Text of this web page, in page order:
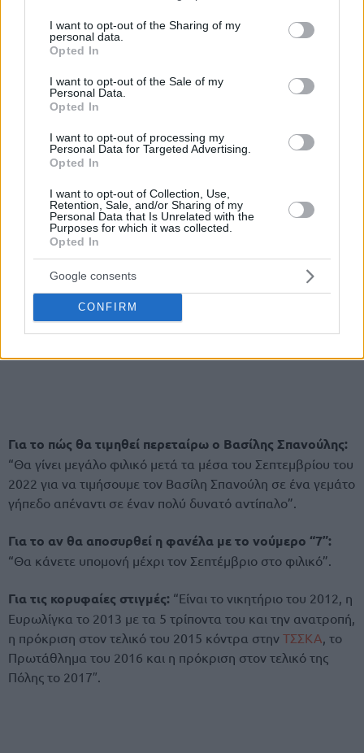
not limited to your visit or usage behaviour. You may click to
grant or deny consent to Google and its third-party tags to
use your data for below specified purposes in below Google
consent section.
I want to opt-out of the Sharing of my
personal data.
Opted In
I want to opt-out of the Sale of my
Personal Data.
Opted In
I want to opt-out of processing my
Personal Data for Targeted Advertising.
Opted In
I want to opt-out of Collection, Use,
Retention, Sale, and/or Sharing of my
Personal Data that Is Unrelated with the
Purposes for which it was collected.
Opted In
Google consents
CONFIRM
Για το πώς θα τιμηθεί περεταίρω ο Βασίλης Σπανούλης:
“Θα γίνει μεγάλο φιλικό μετά τα μέσα του Σεπτεμβρίου του
2022 για να τιμήσουμε τον Βασίλη Σπανούλη σε ένα γεμάτο
γήπεδο απέναντι σε έναν πολύ δυνατό αντίπαλο”.
Για το αν θα αποσυρθεί η φανέλα με το νούμερο “7”:
“Θα κάνετε υπομονή μέχρι τον Σεπτέμβριο στο φιλικό”.
Για τις κορυφαίες στιγμές: “Είναι το νικητήριο του 2012, η
Ευρωλίγκα το 2013 με τα 5 τρίποντα του και την ανατροπή,
η πρόκριση στον τελικό του 2015 κόντρα στην ΤΣΣΚΑ, το
Πρωτάθλημα του 2016 και η πρόκριση στον τελικό της
Πόλης το 2017″.